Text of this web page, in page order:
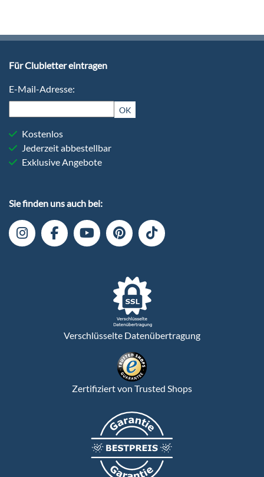
Sie finden uns auch bei:
Verschlüsselte Datenübertragung
Zertifiziert von Trusted Shops
Für Clubletter eintragen
E-Mail-Adresse:
OK
Kostenlos
Jederzeit abbestellbar
Exklusive Angebote